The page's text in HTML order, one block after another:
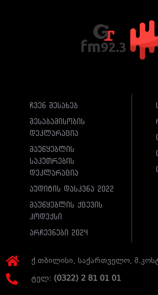
ჩვენ შესახებ
შესაბამისობის
დეკლარაცია
მაუწყებლის
საკუთრების
დეკლარაცია
აუდიტის დასკვნა 2022
მაუწყებლის ქცევის
კოდექსი
არჩევნები 2024
ქ.თბილისი, საქართველო,
ტელ: (0322) 2 81 01 01